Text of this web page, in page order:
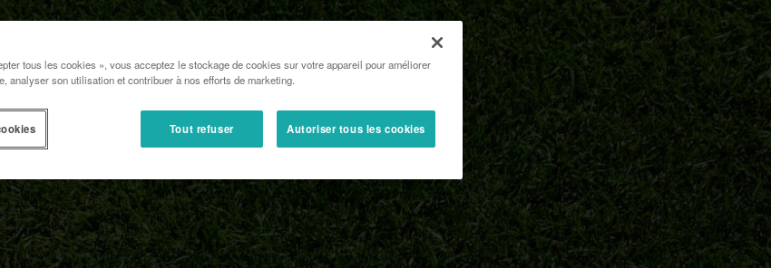
tous les cookies », vous acceptez le stockage de cookies sur votre appareil pour améliorer
analyser son utilisation et contribuer à nos efforts de marketing.
Tout refuser Autoriser tous les cookies